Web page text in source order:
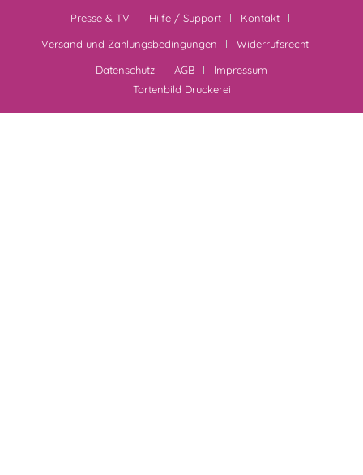
Presse & TV
Hilfe / Support
Kontakt
Versand und Zahlungsbedingungen
Widerrufsrecht
Datenschutz
AGB
Impressum
Tortenbild Druckerei